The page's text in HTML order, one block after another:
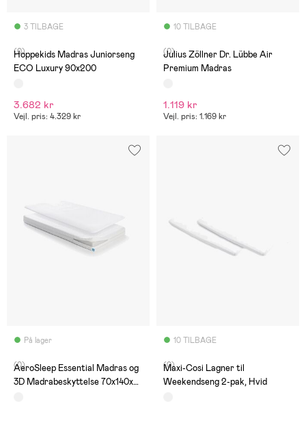
3 TILBAGE
(0)
Hoppekids Madras Juniorseng
ECO Luxury 90x200
3.682 kr
Vejl. pris: 4.329 kr
10 TILBAGE
(0)
Julius Zöllner Dr. Lübbe Air
Premium Madras
1.119 kr
Vejl. pris: 1.169 kr
På lager
(0)
AeroSleep Essential Madras og
3D Madrabeskyttelse 70x140x9
10 TILBAGE
(0)
Maxi-Cosi Lagner til
Weekendseng 2-pak, Hvid